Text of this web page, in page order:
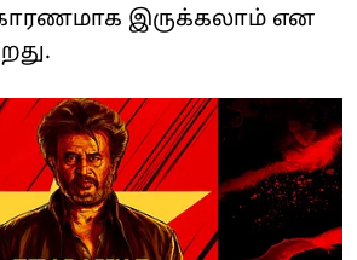
இருக்கலாம் என